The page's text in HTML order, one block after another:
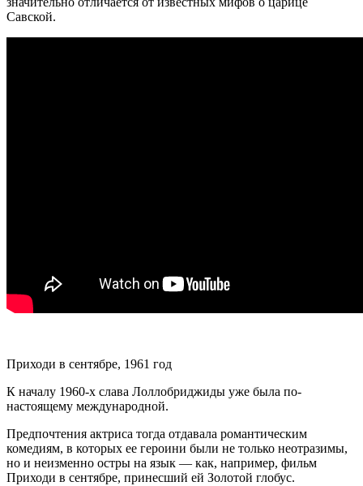
Савской.
Приходи в сентябре, 1961 год
К началу 1960-х слава Лоллобриджиды уже была по-
настоящему международной.
Предпочтения актриса тогда отдавала романтическим
комедиям, в которых ее героини были не только неотразимы,
но и неизменно остры на язык — как, например, фильм
Приходи в сентябре, принесший ей Золотой глобус.